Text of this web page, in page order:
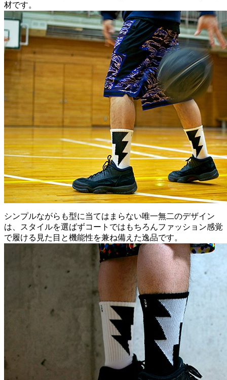
材です。
シンプルながらも型に当てはまらない唯一無二のデザイン
は、スタイルを選ばずコートではもちろんファッション感覚
で履ける見た目と機能性を兼ね備えた逸品です。